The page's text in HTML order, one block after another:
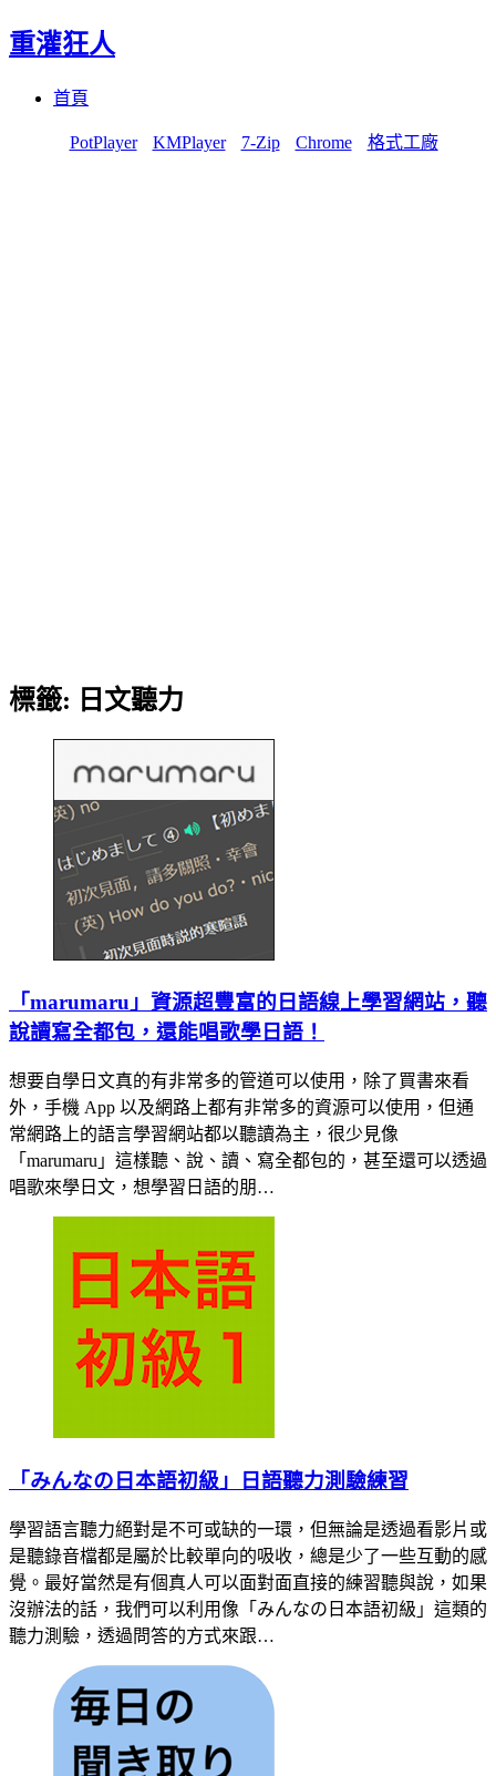
重灌狂人
首頁
PotPlayer KMPlayer 7-Zip Chrome 格式工廠
標籤: 日文聽力
「marumaru」資源超豐富的日語線上學習網站，聽
說讀寫全都包，還能唱歌學日語！
想要自學日文真的有非常多的管道可以使用，除了買書來看
外，手機 App 以及網路上都有非常多的資源可以使用，但通
常網路上的語言學習網站都以聽讀為主，很少見像
「marumaru」這樣聽、說、讀、寫全都包的，甚至還可以透過
唱歌來學日文，想學習日語的朋…
「みんなの日本語初級」日語聽力測驗練習
學習語言聽力絕對是不可或缺的一環，但無論是透過看影片或
是聽錄音檔都是屬於比較單向的吸收，總是少了一些互動的感
覺。最好當然是有個真人可以面對面直接的練習聽與說，如果
沒辦法的話，我們可以利用像「みんなの日本語初級」這類的
聽力測驗，透過問答的方式來跟…